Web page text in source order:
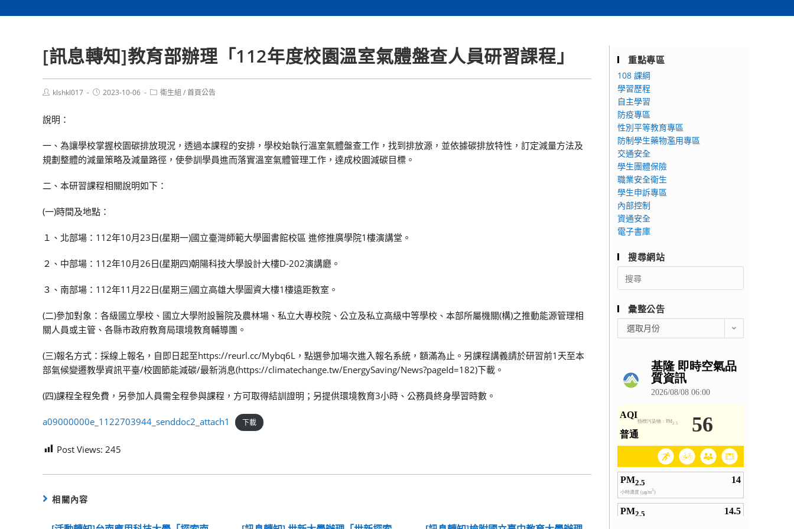
[訊息轉知]教育部辦理「112年度校園溫室氣體盤查人員研習課程」
Postklshkl017
Post2023-10-06
Post衛生組 /首頁公告
說明：
一、為讓學校掌握校園碳排放現況，透過本課程的安排，學校始執行溫室氣體盤查工作，找到排放源，並依據碳排放特性，訂定減量方法及
規劃整體的減量策略及減量路徑，使參訓學員進而落實溫室氣體管理工作，達成校園減碳目標。
二、本研習課程相關說明如下：
(一)時間及地點：
１、北部場：112年10月23日(星期一)國立臺灣師範大學圖書館校區 進修推廣學院1樓演講堂。
２、中部場：112年10月26日(星期四)朝陽科技大學設計大樓D-202演講廳。
３、南部場：112年11月22日(星期三)國立高雄大學圖資大樓1樓遠距教室。
(二)參加對象：各級國立學校、國立大學附設醫院及農林場、私立大專校院、公立及私立高級中等學校、本部所屬機關(構)之推動能源管理相
關人員或主管、各縣市政府教育局環境教育輔導團。
(三)報名方式：採線上報名，自即日起至https://reurl.cc/Mybq6L，點選參加場次進入報名系統，額滿為止。另課程講義請於研習前1天至本
部氣候變遷教學資訊平臺/校園節能減碳/最新消息(https://climatechange.tw/EnergySaving/News?pageId=182)下載。
(四)課程全程免費，另參加人員需全程參與課程，方可取得結訓證明；另提供環境教育3小時、公務員終身學習時數。
a09000000e_1122703944_senddoc2_attach1 下載
Post Views: 245
相關內容
重點專區
108 課綱
學習歷程
自主學習
防疫專區
性別平等教育專區
防制學生藥物濫用專區
交通安全
學生團體保險
職業安全衛生
學生申訴專區
內部控制
資通安全
電子書庫
搜尋網站
Search
for:
彙整公告
整
選取月份